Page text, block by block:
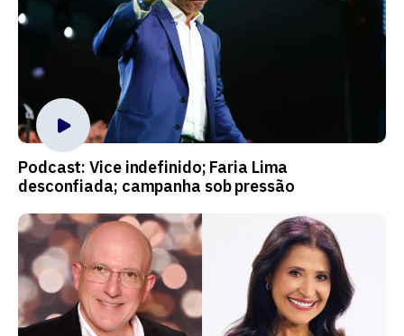
Podcast: Vice indefinido; Faria Lima
desconfiada; campanha sob pressão